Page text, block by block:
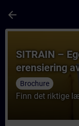
arrow_back
Course -
SITRAIN –
erensiering
Brochure
Finn det riktige